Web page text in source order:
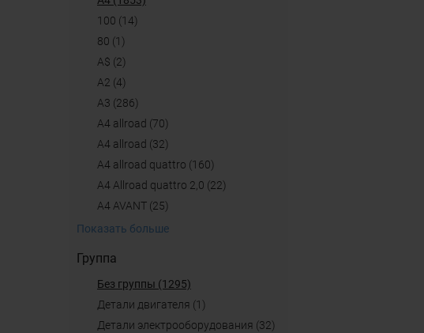
100 (14)
80 (1)
A$ (2)
A2 (4)
A3 (286)
A4 allroad (70)
a4 allroad (32)
A4 allroad quattro (160)
A4 Allroad quattro 2,0 (22)
A4 AVANT (25)
Показать больше
Группа
Без группы (1295)
детали двигателя (1)
детали электрооборудования (32)